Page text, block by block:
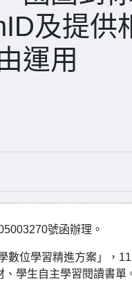
及提供
運用
號函辦理。
位學習精進方案」，
學生自主學習閱讀書